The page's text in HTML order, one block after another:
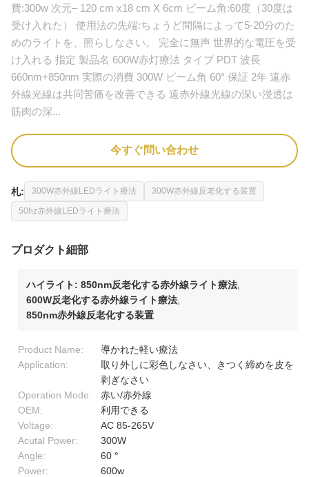
費:300w 次元– 120 cm x18 cm X 6cm ビーム角:60度（30度は
受け入れた） 使用法の先端:ちょうど間隔によって5-20分のた
めのライトを、照らしなさい。 完全に無声 世界的な電圧を受
け入れる 指定 製品名 600W赤灯療法 タイプ PDT 波長
660nm+850nm 実際の消費 300W ビーム角 60° 保証 2年 遠赤
外線光線は共同苦痛を改善できる 遠赤外線光線の深い浸透は
筋肉の深...
今すぐ問い合わせ
札: 300W赤外線LEDライト療法 300W赤外線反老化する装置
50hz赤外線LEDライト療法
プロダクト細部
ハイライト: 850nm反老化する赤外線ライト療法
600W反老化する赤外線ライト療法
850nm赤外線反老化する装置
Product Name:
導かれた軽い療法
Application:
取り外しに彩色しなさい、きつく締めを皮を
剥ぎなさい
Operation Mode:
赤い/赤外線
OEM:
利用できる
Voltage:
AC 85-265V
Acutal Power:
300W
Angle:
60 °
Power:
600w